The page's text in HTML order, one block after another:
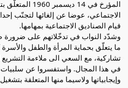
المؤرخ في 14
الاجتماعي، عوضا عن إلغائها لتجنّب
قيام الصناديق الاجتماعية بمهامها.
وشدّد النواب في تدخّلاتهم على ضرورة
ما يتعلّق بحماية المرأة والطفل
تشاركية، مع السعي الى ملاءمة التشريع
في هذا المجال. واستفسروا عن سلبيات
وإيجابياتها ولاسيما منها المتعلقة